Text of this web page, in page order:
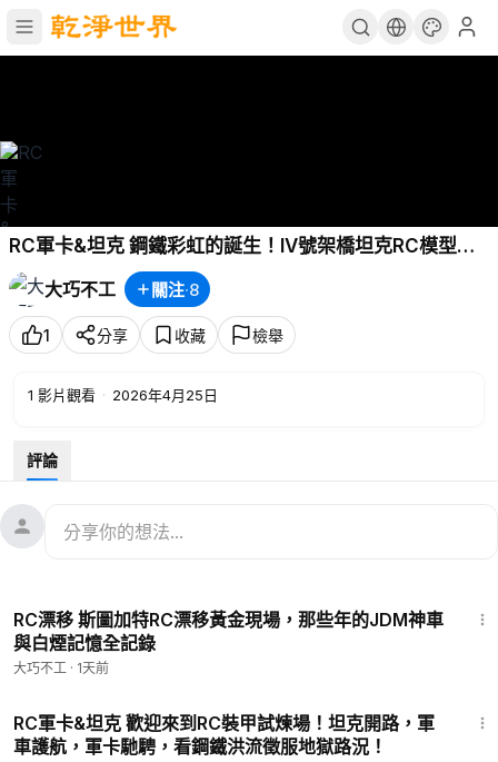
RC軍卡&坦克 鋼鐵彩虹的誕生！IV號架橋坦克RC模型全
解析，看液壓臂如何30秒內架起生命通道！
大巧不工
關注·8
1 分享 收藏 檢舉
1 影片觀看 · 2026年4月25日
評論
RC漂移 斯圖加特RC漂移黃金現場，那些年的JDM神車
與白煙記憶全記錄
大巧不工 · 1天前
RC軍卡&坦克 歡迎來到RC裝甲試煉場！坦克開路，軍
車護航，軍卡馳騁，看鋼鐵洪流徵服地獄路況！